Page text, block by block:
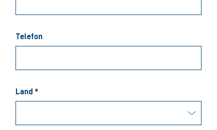
Telefon
Land *